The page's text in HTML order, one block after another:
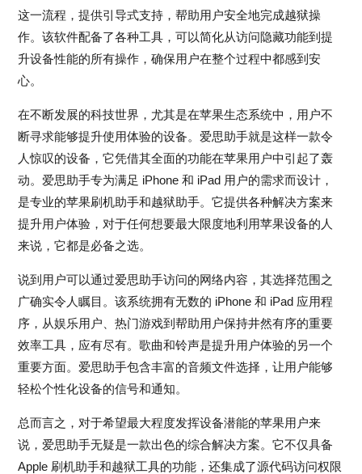
这一流程，提供引导式支持，帮助用户安全地完成越狱操
作。该软件配备了各种工具，可以简化从访问隐藏功能到提
升设备性能的所有操作，确保用户在整个过程中都感到安
心。
在不断发展的科技世界，尤其是在苹果生态系统中，用户不
断寻求能够提升使用体验的设备。爱思助手就是这样一款令
人惊叹的设备，它凭借其全面的功能在苹果用户中引起了轰
动。爱思助手专为满足 iPhone 和 iPad 用户的需求而设计，
是专业的苹果刷机助手和越狱助手。它提供各种解决方案来
提升用户体验，对于任何想要最大限度地利用苹果设备的人
来说，它都是必备之选。
说到用户可以通过爱思助手访问的网络内容，其选择范围之
广确实令人瞩目。该系统拥有无数的 iPhone 和 iPad 应用程
序，从娱乐用户、热门游戏到帮助用户保持井然有序的重要
效率工具，应有尽有。歌曲和铃声是提升用户体验的另一个
重要方面。爱思助手包含丰富的音频文件选择，让用户能够
轻松个性化设备的信号和通知。
总而言之，对于希望最大程度发挥设备潜能的苹果用户来
说，爱思助手无疑是一款出色的综合解决方案。它不仅具备
Apple 刷机助手和越狱工具的功能，还集成了源代码访问权限